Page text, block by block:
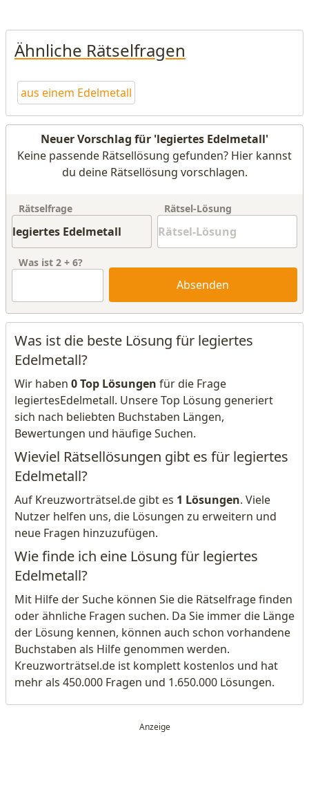
Ähnliche Rätselfragen
aus einem Edelmetall
Neuer Vorschlag für 'legiertes Edelmetall'
Keine passende Rätsellösung gefunden? Hier kannst
du deine Rätsellösung vorschlagen.
Rätselfrage Rätsel-Lösung
Was ist 2 + 6?
Absenden
Was ist die beste Lösung für legiertes
Edelmetall?
Wir haben 0 Top Lösungen für die Frage
legiertesEdelmetall. Unsere Top Lösung generiert
sich nach beliebten Buchstaben Längen,
Bewertungen und häufige Suchen.
Wieviel Rätsellösungen gibt es für legiertes
Edelmetall?
Auf Kreuzworträtsel.de gibt es 1 Lösungen. Viele
Nutzer helfen uns, die Lösungen zu erweitern und
neue Fragen hinzuzufügen.
Wie finde ich eine Lösung für legiertes
Edelmetall?
Mit Hilfe der Suche können Sie die Rätselfrage finden
oder ähnliche Fragen suchen. Da Sie immer die Länge
der Lösung kennen, können auch schon vorhandene
Buchstaben als Hilfe genommen werden.
Kreuzworträtsel.de ist komplett kostenlos und hat
mehr als 450.000 Fragen und 1.650.000 Lösungen.